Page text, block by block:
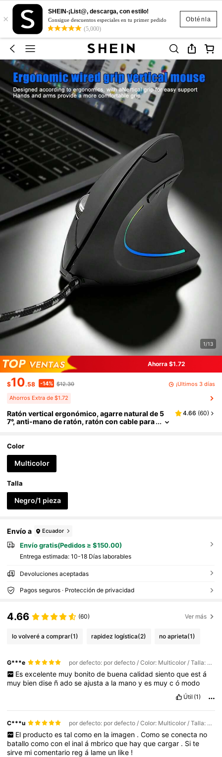
Obténla
×
SHEIN-¡List@, descarga, con estilo!
Consigue descuentos especiales en tu primer pedido
(5,000)
1/13
Ahorra $1.72
$10.58 -14% $12.30 ¡Últimos 3 días
Ahorros Extra de $1.72
Ratón vertical ergonómico, agarre natural de 5
7°, anti-mano de ratón, ratón con cable para
4.66 (60)
Color
Multicolor
Talla
Negro/1 pieza
Envío a Ecuador
Envío gratis(Pedidos ≥ $150.00)
Entrega estimada: 10-18 Días laborables
Devoluciones aceptadas
Pagos seguros · Protección de privacidad
4.66 (60) Ver más
lo volveré a comprar(1) rapidez logística(2) no aprieta(1)
G***e por defecto: por defecto / Color: Multicolor / Talla: Negro/1 pieza
Es excelente muy bonito de buena calidad siento que est á
muy biendise ñadoseajustaa la manoyes muycó modo
Útil (1)
C***u por defecto: por defecto / Color: Multicolor / Talla: Negro/1 pieza
El producto es tal como en la imagen . Como se conecta no
batallocomoconel inalá mbricoque hayquecargar . Site
sirve micomentario regá lame un like !